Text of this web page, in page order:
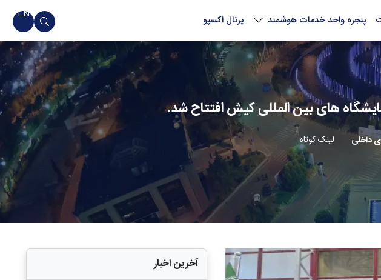
پنجره واحد خدمات هوشمند پرتال اکسپو EN
های بین المللی کیش افتتاح شد.
داخلی لینک کوتاه
آخرین اخبار